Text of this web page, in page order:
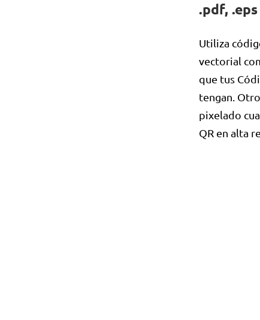
.pdf,
Utiliza
vectorial
que tus
tengan.
pixelado
QR en alta